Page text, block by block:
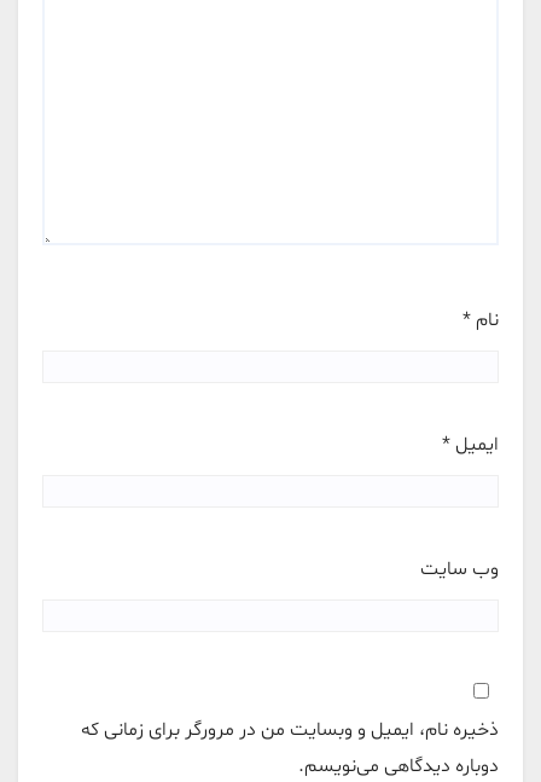
نام *
ایمیل *
وب‌ سایت
ذخیره نام، ایمیل و وبسایت من در مرورگر برای زمانی که
دوباره دیدگاهی می‌نویسم.